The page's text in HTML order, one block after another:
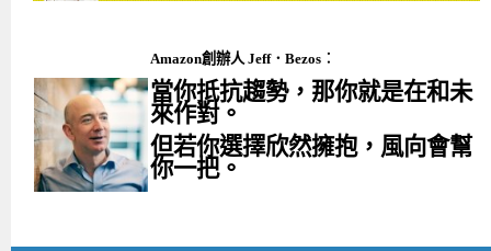
Amazon創辦人Jeff．Bezos ︰
當你抵抗趨勢，那你就是在和未
來作對。
但若你選擇欣然擁抱，風向會幫
你一把。